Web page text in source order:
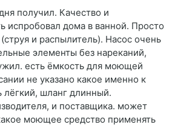
получил. Качество и
испробовал дома в ванной. Просто
и распылитель). Насос очень
элементы без нареканий,
есть ёмкость для моющей
не указано какое именно к
шланг длинный.
и поставщика. может
моющее средство применять